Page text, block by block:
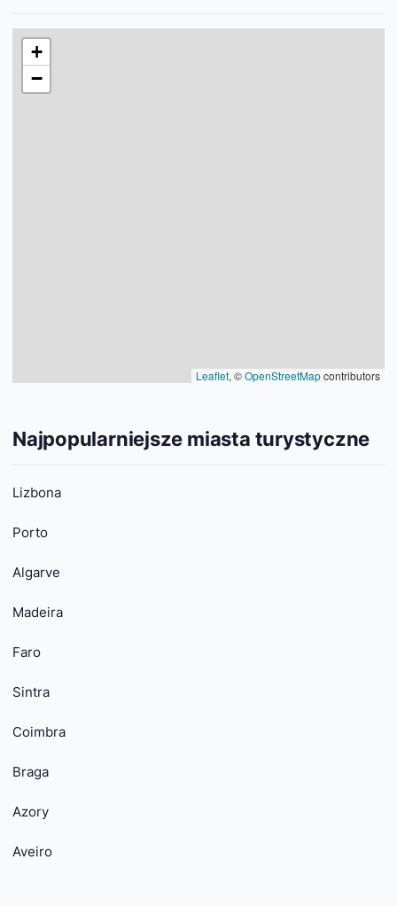
+
−
Leaflet, ©OpenStreetMapcontributors
Najpopularniejsze miasta turystyczne
Lizbona
Porto
Algarve
Madeira
Faro
Sintra
Coimbra
Braga
Azory
Aveiro